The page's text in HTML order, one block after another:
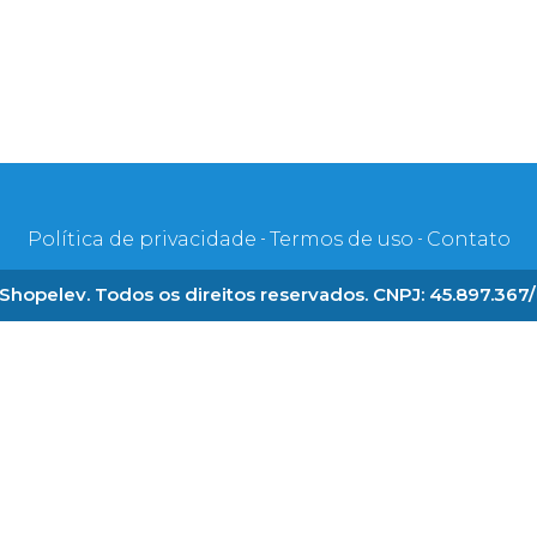
Política de privacidade Termos de uso Contato
Todos os direitos reservados. CNPJ: